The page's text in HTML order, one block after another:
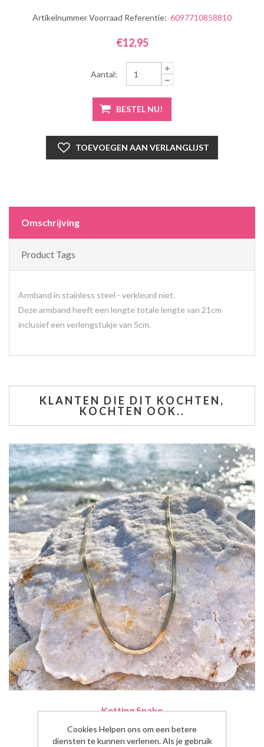
Artikelnummer Voorraad Referentie: 6097710858810
€12,95
Aantal:
Omschrijving
Product Tags
Armband in stainless steel - verkleurd niet.
Deze armband heeft een lengte totale lengte van 21cm
inclusief een verlengstukje van 5cm.
KLANTEN DIE DIT KOCHTEN,
KOCHTEN OOK..
Ketting Snake
€21,00
Cookies Helpen ons om een betere
diensten te kunnen verlenen. Als je gebruik